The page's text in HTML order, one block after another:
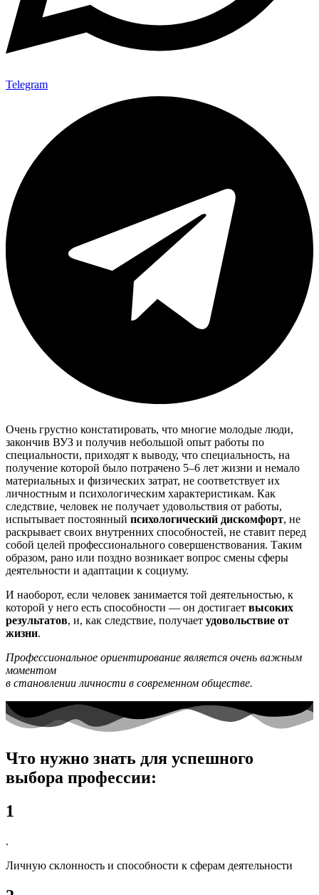
Telegram
Очень грустно констатировать, что многие молодые люди,
закончив ВУЗ и получив небольшой опыт работы по
специальности, приходят к выводу, что специальность, на
получение которой было потрачено 5–6 лет жизни и немало
материальных и физических затрат, не соответствует их
личностным и психологическим характеристикам. Как
следствие, человек не получает удовольствия от работы,
испытывает постоянный психологический дискомфорт, не
раскрывает своих внутренних способностей, не ставит перед
собой целей профессионального совершенствования. Таким
образом, рано или поздно возникает вопрос смены сферы
деятельности и адаптации к социуму.
И наоборот, если человек занимается той деятельностью, к
которой у него есть способности — он достигает высоких
результатов, и, как следствие, получает удовольствие от
жизни.
Профессиональное ориентирование является очень важным
моментом
в становлении личности в современном обществе.
Что нужно знать для успешного
выбора профессии:
1
.
Личную склонность и способности к сферам деятельности